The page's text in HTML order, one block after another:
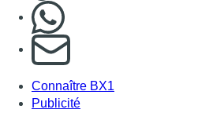
S'abonner à notre newsletter
Connaître BX1
Publicité